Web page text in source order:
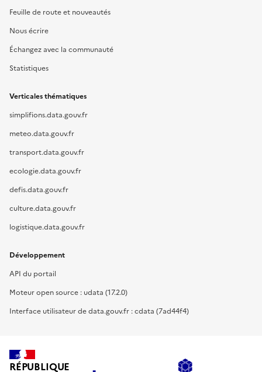
Feuille de route et nouveautés
Nous écrire
Échangez avec la communauté
Statistiques
Verticales thématiques
simplifions.data.gouv.fr
meteo.data.gouv.fr
transport.data.gouv.fr
ecologie.data.gouv.fr
defis.data.gouv.fr
culture.data.gouv.fr
logistique.data.gouv.fr
Développement
API du portail
Moteur open source : udata (17.2.0)
Interface utilisateur de data.gouv.fr : cdata (7ad44f4)
RÉPUBLIQUE